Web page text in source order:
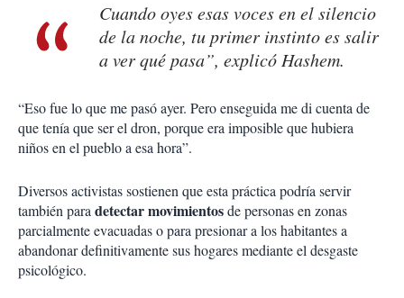
Cuando oyes esas voces en el silencio
de la noche, tu primer instinto es salir
a ver qué pasa”, explicó Hashem.
“Eso fue lo que me pasó ayer. Pero enseguida me di cuenta de
que tenía que ser el dron, porque era imposible que hubiera
niños en el pueblo a esa hora”.
Diversos activistas sostienen que esta práctica podría servir
también paradetectar movimientosde personas en zonas
parcialmente evacuadas o para presionar a los habitantes a
abandonar definitivamente sus hogares mediante el desgaste
psicológico.